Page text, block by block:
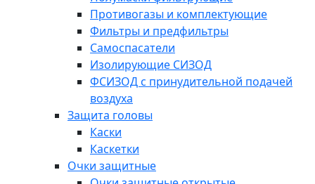
Противогазы и комплектующие
Фильтры и предфильтры
Самоспасатели
Изолирующие СИЗОД
ФСИЗОД с принудительной подачей
воздуха
Защита головы
Каски
Каскетки
Очки защитные